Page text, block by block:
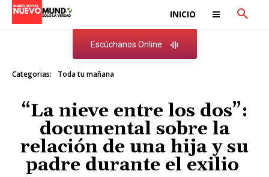
INICIO
Escúchanos Online
Categorias: Toda tu mañana
“La nieve entre los dos”:
documental sobre la
relación de una hija y su
padre durante el exilio